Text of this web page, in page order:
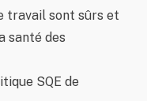
travail sont sûrs et
santé des
SQE de